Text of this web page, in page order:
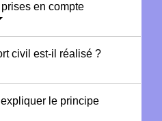
en compte
civil est-il réalisé ?
le principe